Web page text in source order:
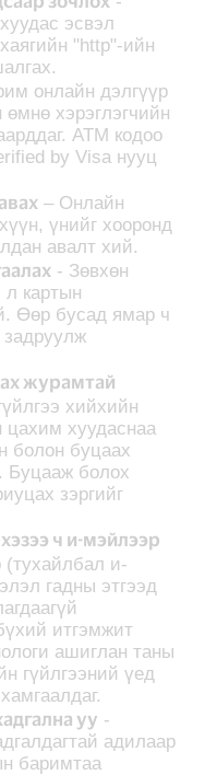
эсвэл
"http"-ийн
онлайн дэлгүүр
хэрэглэгчийн
АТМ кодоо
by Visa нууц
– Онлайн
үнийг хооронд
авалт хий.
- Зөвхөн
л картын
Өөр бусад ямар ч
журамтай
хийхийн
цахим хуудаснаа
болон буцаах
Буцааж болох
зэргийг
ч и-мэйлээр
(тухайлбал и-
гадны этгээд
итгэмжит
ашиглан таны
гүйлгээний үед
уу -
адилаар
баримтаа